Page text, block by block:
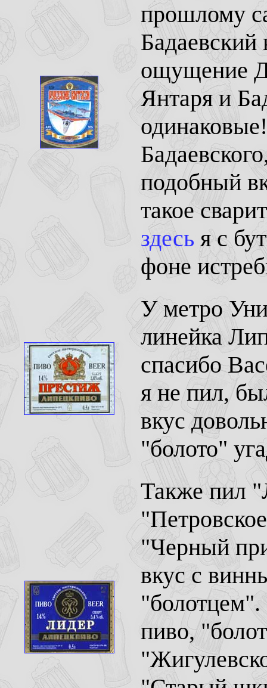
прошлому
Бадаевский
ощущение
Янтаря и
подобный
такое
здесь я с
фоне
У метро
линейка
спасибо
я не пил,
вкус
"болото"
Также пил
"Черный
вкус с
пиво,